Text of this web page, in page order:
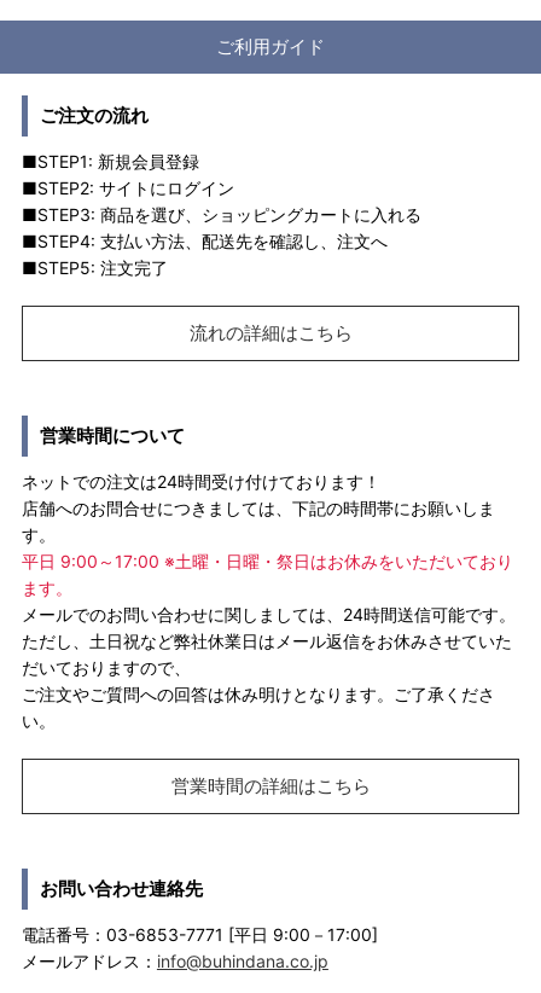
ご利用ガイド
ご注文の流れ
■STEP1: 新規会員登録
■STEP2: サイトにログイン
■STEP3: 商品を選び、ショッピングカートに入れる
■STEP4: 支払い方法、配送先を確認し、注文へ
■STEP5: 注文完了
流れの詳細はこちら
営業時間について
ネットでの注文は24時間受け付けております！
店舗へのお問合せにつきましては、下記の時間帯にお願いしま
す。
平日 9:00～17:00 ※土曜・日曜・祭日はお休みをいただいており
ます。
メールでのお問い合わせに関しましては、24時間送信可能です。
ただし、土日祝など弊社休業日はメール返信をお休みさせていた
だいておりますので、
ご注文やご質問への回答は休み明けとなります。ご了承くださ
い。
営業時間の詳細はこちら
お問い合わせ連絡先
電話番号：03-6853-7771 [平日 9:00－17:00]
メールアドレス： info@buhindana.co.jp